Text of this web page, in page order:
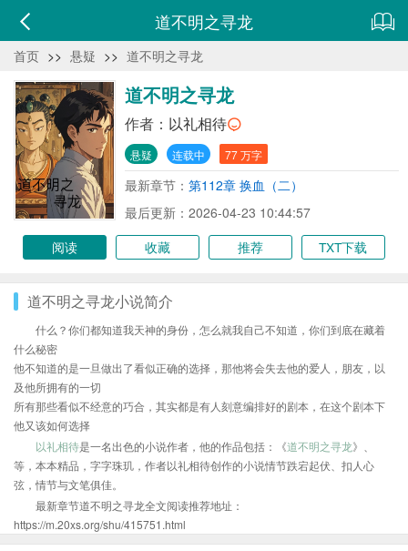
道不明之寻龙
首页 >> 悬疑 >> 道不明之寻龙
道不明之寻龙
作者： 以礼相待
悬疑 连载中 77 万字
最新章节： 第112章 换血（二）
最后更新：2026-04-23 10:44:57
阅读
收藏 推荐 TXT下载
道不明之寻龙小说简介
什么？你们都知道我天神的身份，怎么就我自己不知道，你们到底在藏着
什么秘密
他不知道的是一旦做出了看似正确的选择，那他将会失去他的爱人，朋友，以
及他所拥有的一切
所有那些看似不经意的巧合，其实都是有人刻意编排好的剧本，在这个剧本下
他又该如何选择
以礼相待是一名出色的小说作者，他的作品包括：《道不明之寻龙》、
等，本本精品，字字珠玑，作者以礼相待创作的小说情节跌宕起伏、扣人心
弦，情节与文笔俱佳。
最新章节道不明之寻龙全文阅读推荐地址：
https://m.20xs.org/shu/415751.html